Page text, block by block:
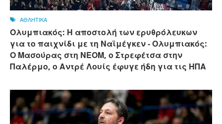
ΑΘΛΗΤΙΚΑ
Ολυμπιακός: Η αποστολή των ερυθρόλευκων
για το παιχνίδι με τη Ναϊμέγκεν - Ολυμπιακός:
Ο Μασούρας στη ΝΕΟΜ, ο Στρεφέτσα στην
Παλέρμο, ο Αντρέ Λουίς έφυγε ήδη για τις ΗΠΑ